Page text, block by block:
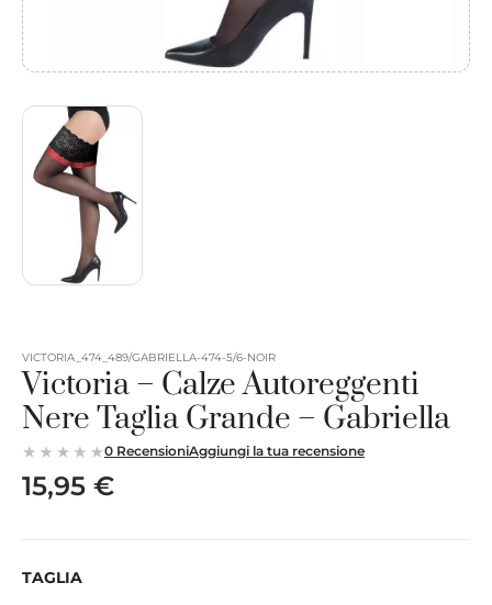
VICTORIA_474_489/GABRIELLA-474-5/6-NOIR
Victoria – Calze Autoreggenti
Nere Taglia Grande – Gabriella
0 RecensioniAggiungi la tua recensione
15,95 €
TAGLIA